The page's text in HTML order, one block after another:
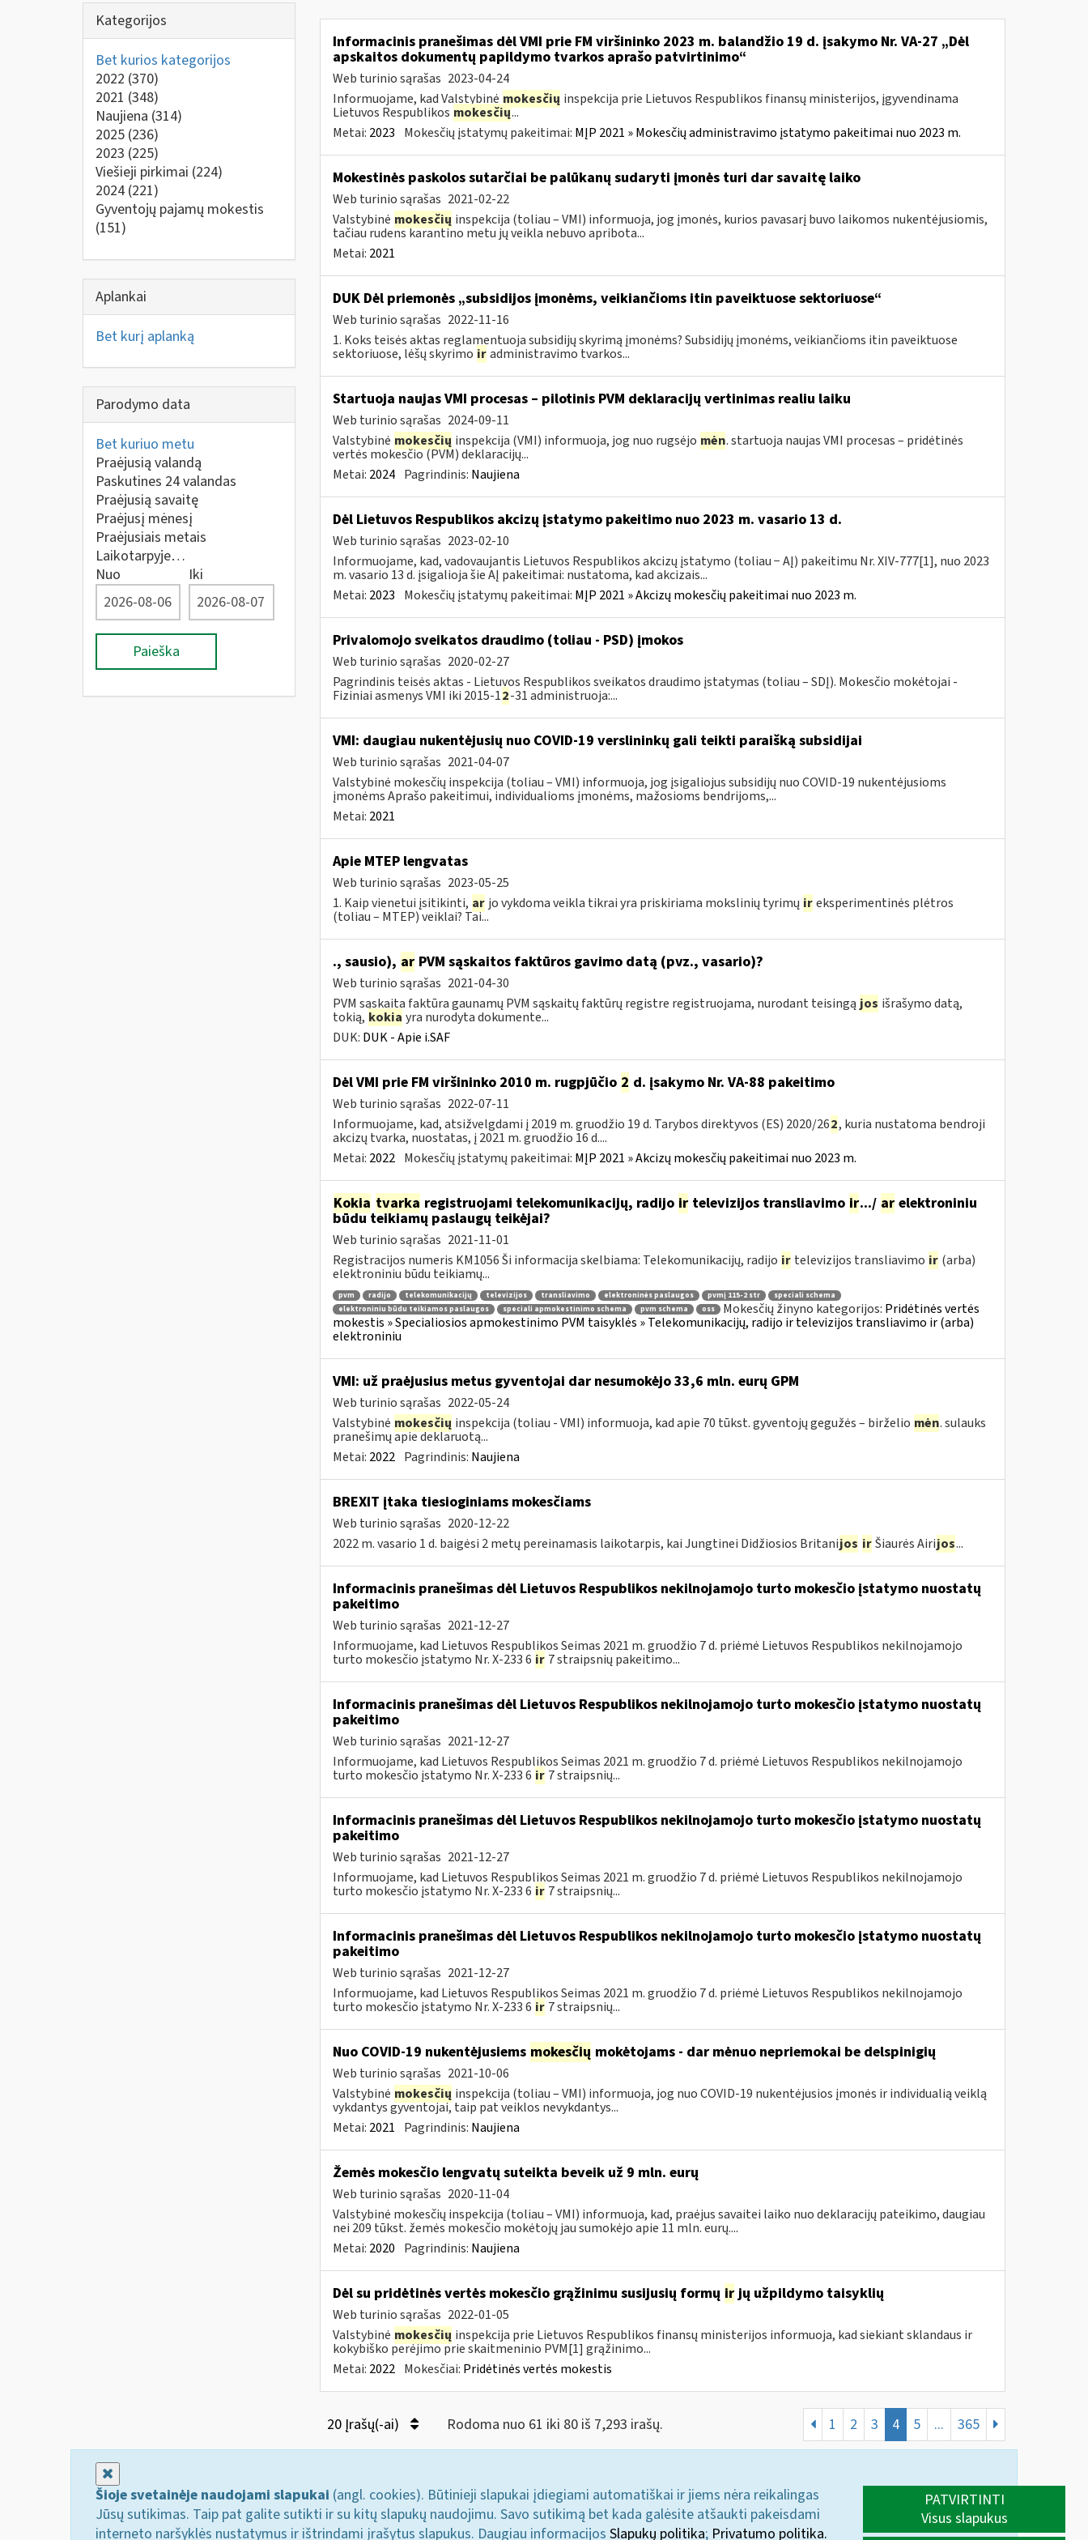
Kategorijos
Bet kurios kategorijos
2022 (370)
2021 (348)
Naujiena (314)
2025 (236)
2023 (225)
Viešieji pirkimai (224)
2024 (221)
Gyventojų pajamų mokestis
(151)
Aplankai
Bet kurį aplanką
Parodymo data
Bet kuriuo metu
Praėjusią valandą
Paskutines 24 valandas
Praėjusią savaitę
Praėjusį mėnesį
Praėjusiais metais
Laikotarpyje…
Nuo
Iki
Paieška
Informacinis pranešimas dėl VMI prie FM viršininko 2023 m. balandžio 19 d. įsakymo Nr. VA-27 „Dėl
apskaitos dokumentų papildymo tvarkos aprašo patvirtinimo“
Web turinio sąrašas 2023-04-24
Informuojame, kad Valstybinė mokesčių inspekcija prie Lietuvos Respublikos finansų ministerijos, įgyvendinama
Lietuvos Respublikos mokesčių...
Metai: 2023 Mokesčių įstatymų pakeitimai: MĮP 2021 » Mokesčių administravimo įstatymo pakeitimai nuo 2023 m.
Mokestinės paskolos sutarčiai be palūkanų sudaryti įmonės turi dar savaitę laiko
Web turinio sąrašas 2021-02-22
Valstybinė mokesčių inspekcija (toliau – VMI) informuoja, jog įmonės, kurios pavasarį buvo laikomos nukentėjusiomis,
tačiau rudens karantino metu jų veikla nebuvo apribota...
Metai: 2021
DUK Dėl priemonės „subsidijos įmonėms, veikiančioms itin paveiktuose sektoriuose“
Web turinio sąrašas 2022-11-16
1. Koks teisės aktas reglamentuoja subsidijų skyrimą įmonėms? Subsidijų įmonėms, veikiančioms itin paveiktuose
sektoriuose, lėšų skyrimo ir administravimo tvarkos...
Startuoja naujas VMI procesas – pilotinis PVM deklaracijų vertinimas realiu laiku
Web turinio sąrašas 2024-09-11
Valstybinė mokesčių inspekcija (VMI) informuoja, jog nuo rugsėjo mėn. startuoja naujas VMI procesas – pridėtinės
vertės mokesčio (PVM) deklaracijų...
Metai: 2024 Pagrindinis: Naujiena
Dėl Lietuvos Respublikos akcizų įstatymo pakeitimo nuo 2023 m. vasario 13 d.
Web turinio sąrašas 2023-02-10
Informuojame, kad, vadovaujantis Lietuvos Respublikos akcizų įstatymo (toliau − AĮ) pakeitimu Nr. XIV-777[1], nuo 2023
m. vasario 13 d. įsigalioja šie AĮ pakeitimai: nustatoma, kad akcizais...
Metai: 2023 Mokesčių įstatymų pakeitimai: MĮP 2021 » Akcizų mokesčių pakeitimai nuo 2023 m.
Privalomojo sveikatos draudimo (toliau - PSD) įmokos
Web turinio sąrašas 2020-02-27
Pagrindinis teisės aktas - Lietuvos Respublikos sveikatos draudimo įstatymas (toliau – SDĮ). Mokesčio mokėtojai -
Fiziniai asmenys VMI iki 2015-12-31 administruoja:...
VMI: daugiau nukentėjusių nuo COVID-19 verslininkų gali teikti paraišką subsidijai
Web turinio sąrašas 2021-04-07
Valstybinė mokesčių inspekcija (toliau – VMI) informuoja, jog įsigaliojus subsidijų nuo COVID-19 nukentėjusioms
įmonėms Aprašo pakeitimui, individualioms įmonėms, mažosioms bendrijoms,...
Metai: 2021
Apie MTEP lengvatas
Web turinio sąrašas 2023-05-25
1. Kaip vienetui įsitikinti, ar jo vykdoma veikla tikrai yra priskiriama mokslinių tyrimų ir eksperimentinės plėtros
(toliau – MTEP) veiklai? Tai...
., sausio), arPVM sąskaitos faktūros gavimo datą (pvz., vasario)?
Web turinio sąrašas 2021-04-30
PVM sąskaita faktūra gaunamų PVM sąskaitų faktūrų registre registruojama, nurodant teisingą jos išrašymo datą,
tokią, kokia yra nurodyta dokumente...
DUK: DUK - Apie i.SAF
Dėl VMI prie FM viršininko 2010 m. rugpjūčio 2 d. įsakymo Nr. VA-88 pakeitimo
Web turinio sąrašas 2022-07-11
Informuojame, kad, atsižvelgdami į 2019 m. gruodžio 19 d. Tarybos direktyvos (ES) 2020/262, kuria nustatoma bendroji
akcizų tvarka, nuostatas, į 2021 m. gruodžio 16 d....
Metai: 2022 Mokesčių įstatymų pakeitimai: MĮP 2021 » Akcizų mokesčių pakeitimai nuo 2023 m.
Kokia tvarka registruojami telekomunikacijų, radijo irtelevizijos transliavimo ir.../ arelektroniniu
būdu teikiamų paslaugų teikėjai?
Web turinio sąrašas 2021-11-01
Registracijos numeris KM1056 Ši informacija skelbiama: Telekomunikacijų, radijo ir televizijos transliavimo ir (arba)
elektroniniu būdu teikiamų...
pvm radijo telekomunikacijų televizijos transliavimo elektroninės paslaugos pvmį 115-2 str
speciali schema
elektroniniu būdu teikiamos paslaugos
speciali apmokestinimo schema pvm schema oss Mokesčių žinyno kategorijos: Pridėtinės vertės
mokestis » Specialiosios apmokestinimo PVM taisyklės » Telekomunikacijų, radijo ir televizijos transliavimo ir (arba)
elektroniniu
VMI: už praėjusius metus gyventojai dar nesumokėjo 33,6 mln. eurų GPM
Web turinio sąrašas 2022-05-24
Valstybinė mokesčių inspekcija (toliau - VMI) informuoja, kad apie 70 tūkst. gyventojų gegužės – birželio mėn. sulauks
pranešimų apie deklaruotą...
Metai: 2022 Pagrindinis: Naujiena
BREXIT įtaka tiesioginiams mokesčiams
Web turinio sąrašas 2020-12-22
2022 m. vasario 1 d. baigėsi 2 metų pereinamasis laikotarpis, kai Jungtinei Didžiosios Britanijos ir Šiaurės Airijos...
Informacinis pranešimas dėl Lietuvos Respublikos nekilnojamojo turto mokesčio įstatymo nuostatų
pakeitimo
Web turinio sąrašas 2021-12-27
Informuojame, kad Lietuvos Respublikos Seimas 2021 m. gruodžio 7 d. priėmė Lietuvos Respublikos nekilnojamojo
turto mokesčio įstatymo Nr. X-233 6 ir 7 straipsnių pakeitimo...
Informacinis pranešimas dėl Lietuvos Respublikos nekilnojamojo turto mokesčio įstatymo nuostatų
pakeitimo
Web turinio sąrašas 2021-12-27
Informuojame, kad Lietuvos Respublikos Seimas 2021 m. gruodžio 7 d. priėmė Lietuvos Respublikos nekilnojamojo
turto mokesčio įstatymo Nr. X-233 6 ir 7 straipsnių...
Informacinis pranešimas dėl Lietuvos Respublikos nekilnojamojo turto mokesčio įstatymo nuostatų
pakeitimo
Web turinio sąrašas 2021-12-27
Informuojame, kad Lietuvos Respublikos Seimas 2021 m. gruodžio 7 d. priėmė Lietuvos Respublikos nekilnojamojo
turto mokesčio įstatymo Nr. X-233 6 ir 7 straipsnių...
Informacinis pranešimas dėl Lietuvos Respublikos nekilnojamojo turto mokesčio įstatymo nuostatų
pakeitimo
Web turinio sąrašas 2021-12-27
Informuojame, kad Lietuvos Respublikos Seimas 2021 m. gruodžio 7 d. priėmė Lietuvos Respublikos nekilnojamojo
turto mokesčio įstatymo Nr. X-233 6 ir 7 straipsnių...
Nuo COVID-19 nukentėjusiems mokesčių mokėtojams - dar mėnuo nepriemokai be delspinigių
Web turinio sąrašas 2021-10-06
Valstybinė mokesčių inspekcija (toliau – VMI) informuoja, jog nuo COVID-19 nukentėjusios įmonės ir individualią veiklą
vykdantys gyventojai, taip pat veiklos nevykdantys...
Metai: 2021 Pagrindinis: Naujiena
Žemės mokesčio lengvatų suteikta beveik už 9 mln. eurų
Web turinio sąrašas 2020-11-04
Valstybinė mokesčių inspekcija (toliau – VMI) informuoja, kad, praėjus savaitei laiko nuo deklaracijų pateikimo, daugiau
nei 209 tūkst. žemės mokesčio mokėtojų jau sumokėjo apie 11 mln. eurų....
Metai: 2020 Pagrindinis: Naujiena
Dėl su pridėtinės vertės mokesčio grąžinimu susijusių formų irjų užpildymo taisyklių
Web turinio sąrašas 2022-01-05
Valstybinė mokesčių inspekcija prie Lietuvos Respublikos finansų ministerijos informuoja, kad siekiant sklandaus ir
kokybiško perėjimo prie skaitmeninio PVM[1] grąžinimo...
Metai: 2022 Mokesčiai: Pridėtinės vertės mokestis
20 Įrašų(-ai) Rodoma nuo 61 iki 80 iš 7,293 irašų. 1 2 3 4 5 ... 365
Šioje svetainėje naudojami slapukai (angl. cookies). Būtinieji slapukai įdiegiami automatiškai ir jiems nėra reikalingas
Jūsų sutikimas. Taip pat galite sutikti ir su kitų slapukų naudojimu. Savo sutikimą bet kada galėsite atšaukti pakeisdami
interneto naršyklės nustatymus ir ištrindami įrašytus slapukus. Daugiau informacijos Slapukų politika; Privatumo politika.
PATVIRTINTI
Visus slapukus